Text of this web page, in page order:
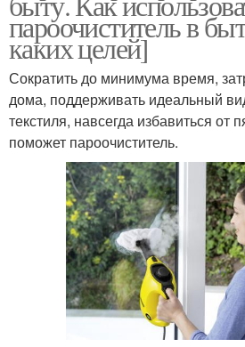
пароочиститель в
каких целей]
Сократить до минимума время,
дома, поддерживать идеальный
текстиля, навсегда избавиться от
поможет пароочиститель.